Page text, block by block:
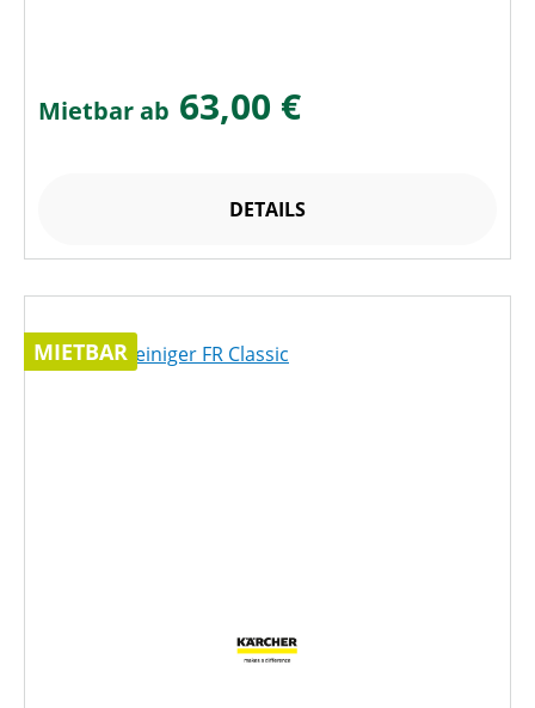
Mietbar ab 63,00 €
DETAILS
MIETBAR